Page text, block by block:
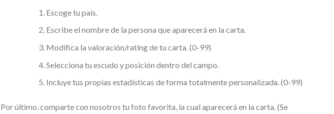
Escoge tu país.
Escribe el nombre de la persona que aparecerá en la carta.
Modifica la valoración/rating de tu carta. (0-99)
Selecciona tu escudo y posición dentro del campo.
Incluye tus propias estadísticas de forma totalmente personalizada. (0-99)
Por último, comparte con nosotros tu foto favorita, la cual aparecerá en la carta. (Se